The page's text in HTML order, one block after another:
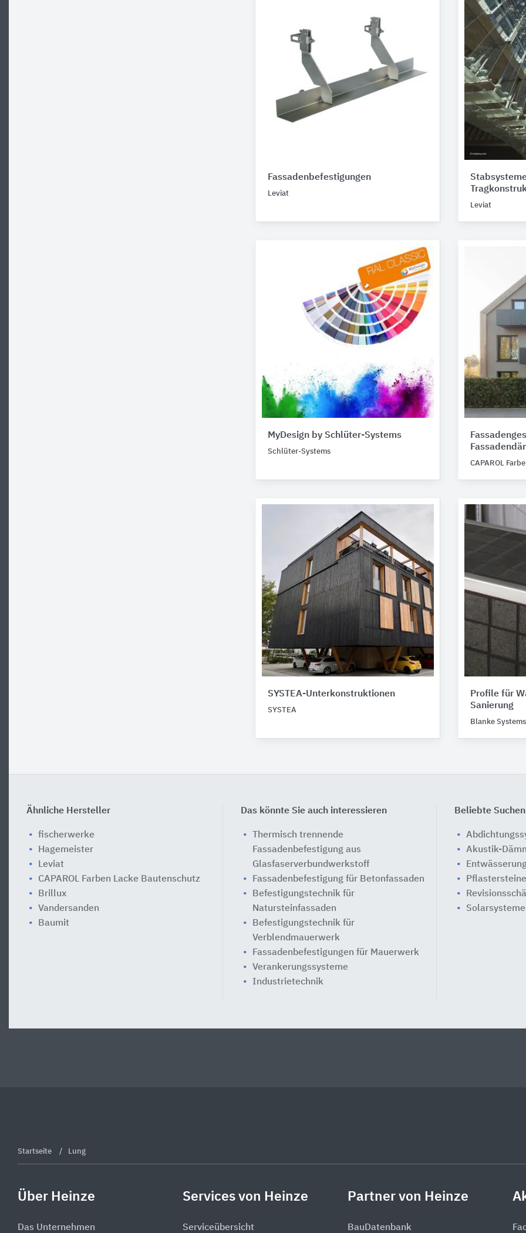
Fassadenbefestigungen
Leviat
Leviat
MyDesign by Schlüter-Systems
Schlüter-Systems
CAPAROL
SYSTEA-Unterkonstruktionen
SYSTEA
Profile für
Sanierung
Blanke Systems
Ähnliche Hersteller
fischerwerke
Hagemeister
Leviat
CAPAROL Farben Lacke Bautenschutz
Brillux
Vandersanden
Baumit
Das könnte Sie auch interessieren
Thermisch trennende
Fassadenbefestigung aus
Glasfaserverbundwerkstoff
Fassadenbefestigung für Betonfassaden
Befestigungstechnik für
Natursteinfassaden
Befestigungstechnik für
Verblendmauerwerk
Fassadenbefestigungen für Mauerwerk
Verankerungssysteme
Industrietechnik
Beliebte Suchen
Akustik-
Solarsysteme
Startseite Lung
Über Heinze
Das Unternehmen
Services von Heinze
Serviceübersicht
Partner von Heinze
BauDatenbank